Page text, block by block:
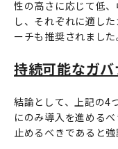
性の高さに応じて低
し、それぞれに適し
ーチも推奨されました
持続可能なガ
結論として、上記の4
にのみ導入を進める
止めるべきであると強